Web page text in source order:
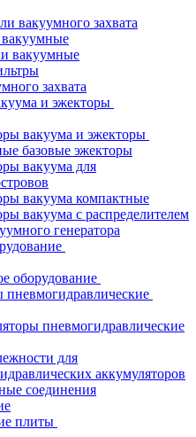
вакуумного захвата
вакуумные
захвата
и эжекторы
вакуума и эжекторы
базовые эжекторы
вакуума для
вакуума компактные
вакуума с распределителем
генератора
оборудование
пневмогидравлические
пневмогидравлические
для
аккумуляторов
соединения
плиты